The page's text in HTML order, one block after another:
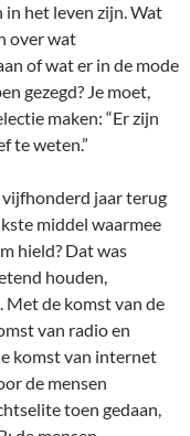
het leven zijn. Wat
over wat
of wat er in de mode
gezegd? Je moet,
maken: “Er zijn
te weten.”
jaar terug
middel waarmee
hield? Dat was
houden,
de komst van de
van radio en
komst van internet
de mensen
toen gedaan,